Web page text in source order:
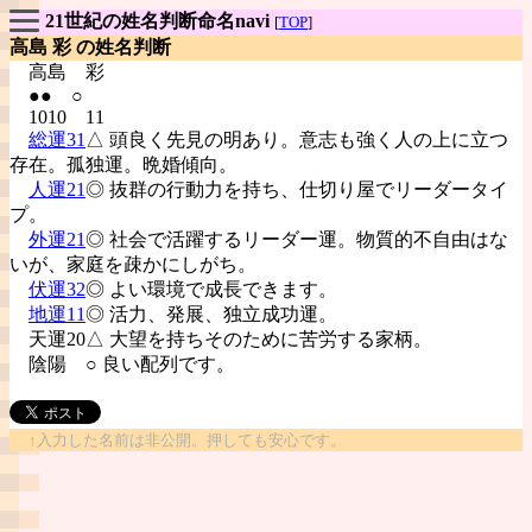
21世紀の姓名判断命名navi [TOP]
高島 彩 の姓名判断
高島 彩
●● ○
1010 11
総運31 △ 頭良く先見の明あり。意志も強く人の上に立つ
存在。孤独運。晩婚傾向。
人運21◎ 抜群の行動力を持ち、仕切り屋でリーダータイ
プ。
外運21◎ 社会で活躍するリーダー運。物質的不自由はな
いが、家庭を疎かにしがち。
伏運32◎ よい環境で成長できます。
地運11◎ 活力、発展、独立成功運。
天運20△ 大望を持ちそのために苦労する家柄。
陰陽 ○ 良い配列です。
↑入力した名前は非公開。押しても安心です。